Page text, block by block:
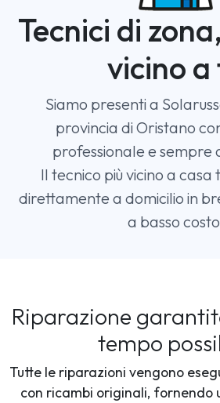
Tecnici di
vicino a
Siamo presenti a
provincia di Oristano
professionale e sempre
Il tecnico più vicino a
direttamente a domicilio in
a basso
Riparazione
tempo
Tutte le riparazioni vengono
con ricambi originali, fornendo